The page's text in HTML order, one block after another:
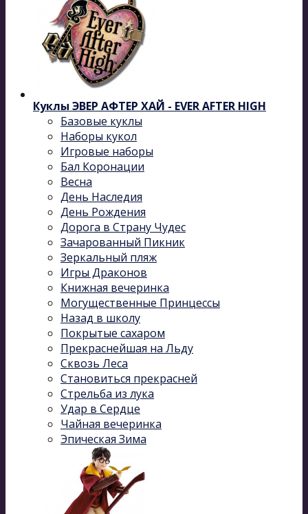
Куклы ЭВЕР АФТЕР ХАЙ - EVER AFTER HIGH
Базовые куклы
Наборы кукол
Игровые наборы
Бал Коронации
Весна
День Наследия
День Рождения
Дорога в Страну Чудес
Зачарованный Пикник
Зеркальный пляж
Игры Драконов
Книжная вечеринка
Могущественные Принцессы
Назад в школу
Покрытые сахаром
Прекраснейшая на Льду
Сквозь Леса
Становиться прекрасней
Стрельба из лука
Удар в Сердце
Чайная вечеринка
Эпическая Зима